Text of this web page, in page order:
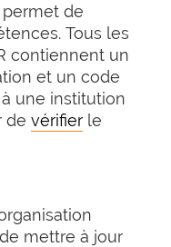
de
Tous les
contiennent un
et un code
une institution
de vérifier le
mettre à jour